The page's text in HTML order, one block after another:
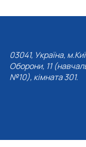
03041, Україна,
Оборони, 11
№10), кімната 301.